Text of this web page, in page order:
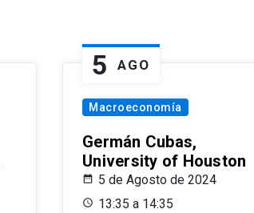
5 AGO
Macroeconomía
Germán Cubas,
University of Houston
5 de Agosto de 2024
13:35 a 14:35